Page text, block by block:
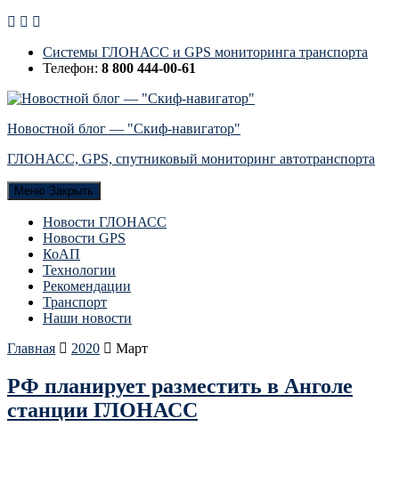
Системы ГЛОНАСС и GPS мониторинга транспорта
Телефон: 8 800 444-00-61
Новостной блог — "Скиф-навигатор"
ГЛОНАСС, GPS, спутниковый мониторинг автотранспорта
Меню Закрыть
Новости ГЛОНАСС
Новости GPS
КоАП
Технологии
Рекомендации
Транспорт
Наши новости
Главная
2020 Март
РФ планирует разместить в Анголе
станции ГЛОНАСС